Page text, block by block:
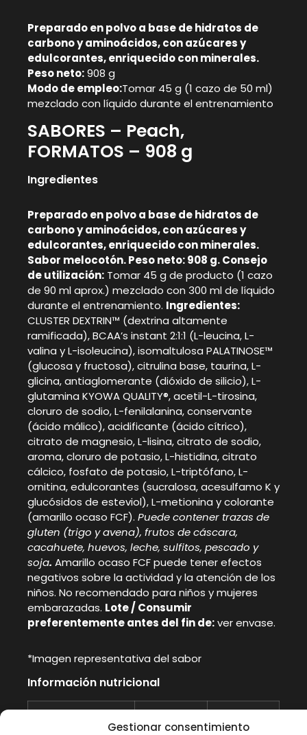
Gestionar consentimiento
Preparado en polvo a base de hidratos de
carbono y aminoácidos, con azúcares y
edulcorantes, enriquecido con minerales.
Peso neto:908 g
Modo de empleo:Tomar 45 g (1 cazo de 50 ml)
mezclado con líquido durante el entrenamiento
SABORES – Peach,
FORMATOS – 908 g
Ingredientes
Preparado en polvo a base de hidratos de
carbono y aminoácidos, con azúcares y
edulcorantes, enriquecido con minerales.
Sabor melocotón. Peso neto: 908 g. Consejo
de utilización: Tomar 45 g de producto (1 cazo
de 90 ml aprox.) mezclado con 300 ml de líquido
durante el entrenamiento. Ingredientes:
CLUSTER DEXTRIN™ (dextrina altamente
ramificada), BCAA’s instant 2:1:1 (L-leucina, L-
valina y L-isoleucina), isomaltulosa PALATINOSE™
(glucosa y fructosa), citrulina base, taurina, L-
glicina, antiaglomerante (dióxido de silicio), L-
glutamina KYOWA QUALITY®, acetil-L-tirosina,
cloruro de sodio, L-fenilalanina, conservante
(ácido málico), acidificante (ácido cítrico),
citrato de magnesio, L-lisina, citrato de sodio,
aroma, cloruro de potasio, L-histidina, citrato
cálcico, fosfato de potasio, L-triptófano, L-
ornitina, edulcorantes (sucralosa, acesulfamo K y
glucósidos de esteviol), L-metionina y colorante
(amarillo ocaso FCF). Puede contener trazas de
gluten (trigo y avena), frutos de cáscara,
cacahuete, huevos, leche, sulfitos, pescado y
soja. Amarillo ocaso FCF puede tener efectos
negativos sobre la actividad y la atención de los
niños. No recomendado para niños y mujeres
embarazadas. Lote / Consumir
preferentemente antes del fin de:ver envase.
*Imagen representativa del sabor
Información nutricional